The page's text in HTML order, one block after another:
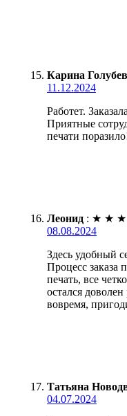
Карина
11.12.2024
Работет.
Приятные
печати
Леонид : ★ ★ ★
08.08.2024
Здесь удобный
Процесс заказа
печать, все
остался
вовремя,
Татьяна
04.07.2024